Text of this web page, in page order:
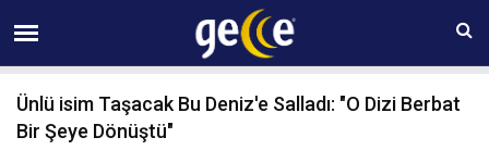
06 AĞUSTOS Perşembe 04:12
Ünlü isim Taşacak Bu Deniz'e Salladı: "O Dizi Berbat
Bir Şeye Dönüştü"